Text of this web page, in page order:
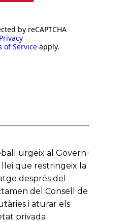
by reCAPTCHA
Privacy
of Service apply.
urgeix al Govern
llei que restringeix la
després del
del Consell de
i aturar els
privada